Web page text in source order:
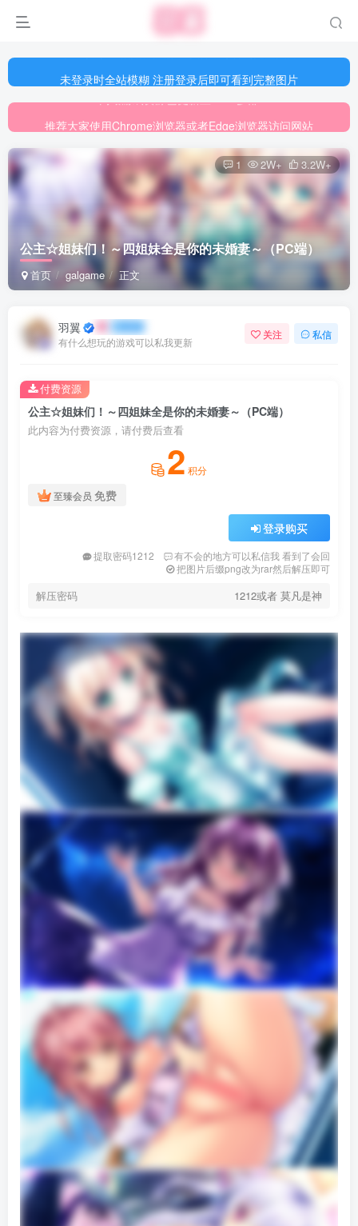
未登录时全站模糊 注册登录后即可看到完整图片
推荐大家使用Chrome浏览器或者Edge浏览器访问网站
网站游戏资源已更新至5000多部
公主☆姐妹们！～四姐妹全是你的未婚妻～（PC端）
首页 galgame 正文
1 2W+ 3.2W+
羽翼
有什么想玩的游戏可以私我更新
关注 私信
公主☆姐妹们！～四姐妹全是你的未婚妻～（PC端）
此内容为付费资源，请付费后查看
2 积分
至臻会员 免费
登录购买
提取密码1212
有不会的地方可以私信我 看到了会回
把图片后缀png改为rar然后解压即可
解压密码 1212或者 莫凡是神
付费资源